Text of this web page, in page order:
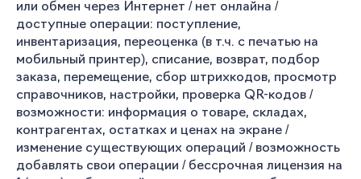
или обмен через Интернет / нет онлайна /
доступные операции: поступление,
инвентаризация, переоценка (в т.ч. с печатью на
мобильный принтер), списание, возврат, подбор
заказа, перемещение, сбор штрихкодов, просмотр
справочников, настройки, проверка QR-кодов /
возможности: информация о товаре, складах,
контрагентах, остатках и ценах на экране /
изменение существующих операций / возможность
добавлять свои операции / бессрочная лицензия на